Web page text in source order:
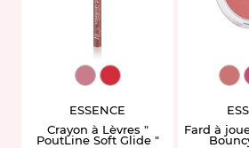
EL958520.02
EL958523.05
ESSENCE
Crayon à Lèvres "
PoutLine Soft Glide "
Fard à